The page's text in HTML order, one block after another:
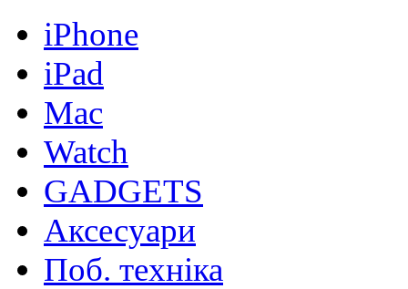
iPhone
iPad
Mac
Watch
GADGETS
Аксесуари
Поб. техніка